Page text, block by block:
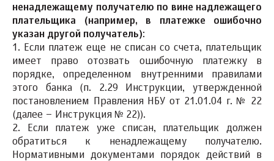
ненадлежащему получателю по вине надлежащего
плательщика (например, в платежке ошибочно
указан другой получатель):
1. Если платеж еще не списан со счета, плательщик
имеет право отозвать ошибочную платежку в
порядке, определенном внутренними правилами
этого банка (п. 2.29 Инструкции, утвержденной
постановлением Правления НБУ от 21.01.04 г. № 22
(далее – Инструкция № 22)).
2. Если платеж уже списан, плательщик должен
обратиться к ненадлежащему получателю.
Нормативными документами порядок действий в